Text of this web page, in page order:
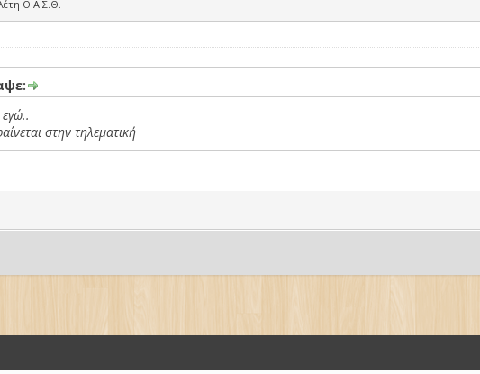
Ο.Α.Σ.Θ.
στην τηλεματική